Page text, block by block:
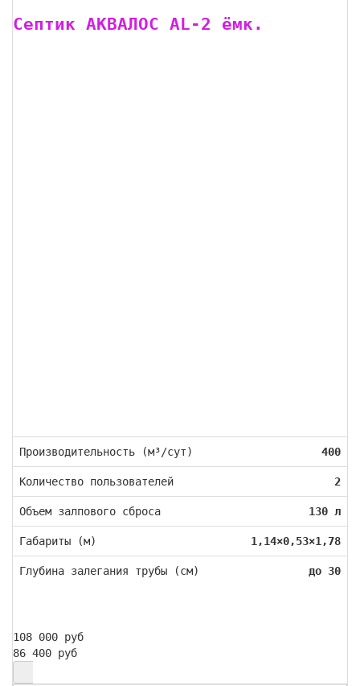
Септик АКВАЛОС AL-2 ёмк.
Производительность (м³/сут) 400
Количество пользователей 2
Объем залпового сброса 130 л
Габариты (м) 1,14×0,53×1,78
Глубина залегания трубы (см) до 30
108 000 руб
86 400 руб